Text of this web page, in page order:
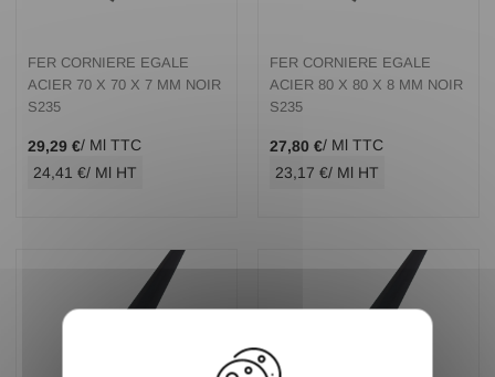
FER CORNIERE EGALE
ACIER 70 X 70 X 7 MM NOIR
S235
29,29 €/ Ml TTC
24,41 €/ Ml HT
FER CORNIERE EGALE
ACIER 80 X 80 X 8 MM NOIR
S235
27,80 €/ Ml TTC
23,17 €/ Ml HT